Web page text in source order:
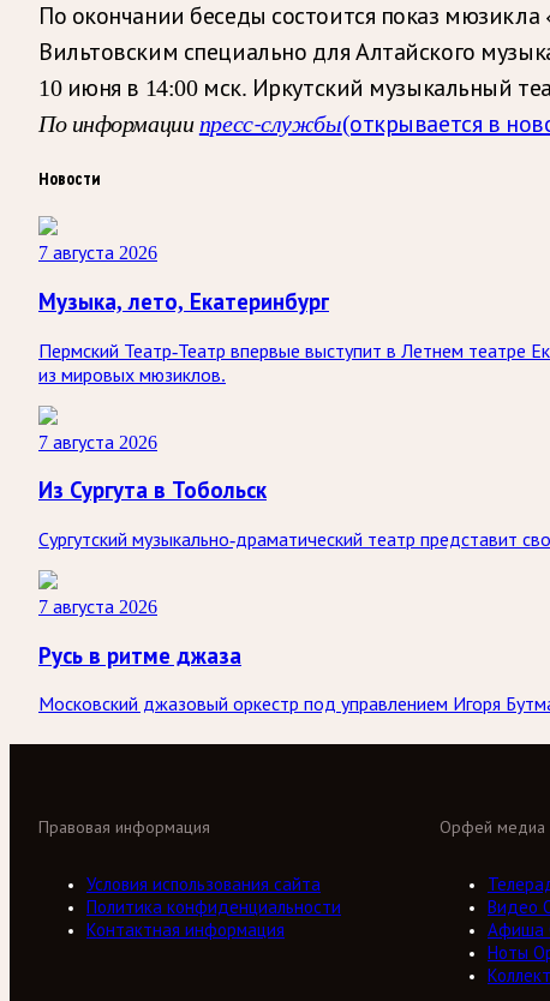
По окончании беседы состоится показ
Вильтовским специально для Алтайского
10 июня в 14:00 мск. Иркутский музыкальный
По информациипресс-службы(открывается в
Новости
7 августа 2026
Музыка, лето, Екатеринбург
Пермский Театр-Театр впервые выступит в Летнем театре
из мировых мюзиклов.
7 августа 2026
Из Сургута в Тобольск
Сургутский музыкально-драматический театр представит
7 августа 2026
Русь в ритме джаза
Московский джазовый оркестр под управлением Игоря
Орфей медиа
Видео
Афиша
Ноты
Правовая информация
Условия использования сайта
Политика конфиденциальности
Контактная информация